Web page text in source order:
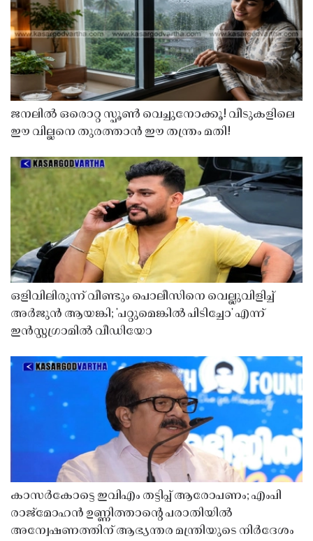
ജനലിൽ ഒരൊറ്റ സ്പൂൺ വെച്ചുനോക്കൂ! വീടുകളിലെ
ഈ വില്ലനെ തുരത്താൻ ഈ തന്ത്രം മതി!
ഒളിവിലിരുന്ന് വീണ്ടും പൊലീസിനെ വെല്ലുവിളിച്ച്
അർജുൻ ആയങ്കി; 'പറ്റുമെങ്കിൽ പിടിച്ചോ' എന്ന്
ഇൻസ്റ്റഗ്രാമിൽ വീഡിയോ
കാസർകോട്ടെ ഇവിഎം തട്ടിപ്പ് ആരോപണം; എംപി
രാജ്‌മോഹൻ ഉണ്ണിത്താന്റെ പരാതിയിൽ
അന്വേഷണത്തിന് ആഭ്യന്തര മന്ത്രിയുടെ നിർദേശം